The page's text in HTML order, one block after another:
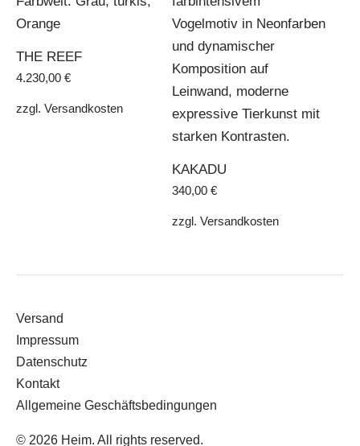
THE REEF
4.230,00 €
zzgl. Versandkosten
KAKADU
340,00 €
zzgl. Versandkosten
Versand
Impressum
Datenschutz
Kontakt
Allgemeine Geschäftsbedingungen
© 2026 Heim. All rights reserved.